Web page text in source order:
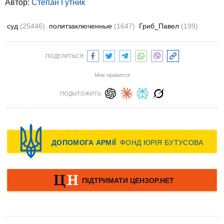
Автор: Степан Гутник
суд (25446) политзаключенные (1647) Гриб_Павел (199)
ПОДЕЛИТЬСЯ:
Мне нравится
ПОДЫТОЖИТЬ: